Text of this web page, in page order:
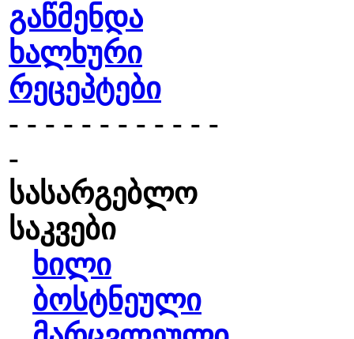
გაწმენდა
ხალხური
რეცეპტები
- - - - - - - - - - - -
-
სასარგებლო
საკვები
ხილი
ბოსტნეული